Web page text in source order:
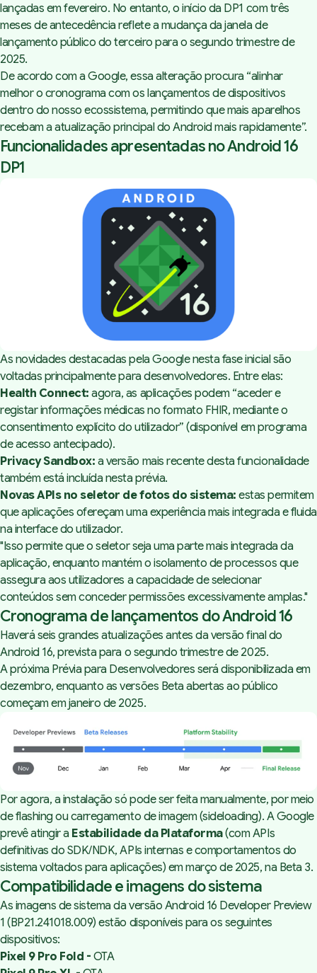
lançadas em fevereiro. No entanto, o início da DP1 com três
meses de antecedência reflete a mudança da janela de
lançamento público do terceiro para o segundo trimestre de
2025.
De acordo com a Google, essa alteração procura “alinhar
melhor o cronograma com os lançamentos de dispositivos
dentro do nosso ecossistema, permitindo que mais aparelhos
recebam a atualização principal do Android mais rapidamente”.
Funcionalidades apresentadas no Android 16
DP1
As novidades destacadas pela Google nesta fase inicial são
voltadas principalmente para desenvolvedores. Entre elas:
Health Connect: agora, as aplicações podem “aceder e
registar informações médicas no formato FHIR, mediante o
consentimento explícito do utilizador” (disponível em programa
de acesso antecipado).
Privacy Sandbox: a versão mais recente desta funcionalidade
também está incluída nesta prévia.
Novas APIs no seletor de fotos do sistema: estas permitem
que aplicações ofereçam uma experiência mais integrada e fluida
na interface do utilizador.
"Isso permite que o seletor seja uma parte mais integrada da
aplicação, enquanto mantém o isolamento de processos que
assegura aos utilizadores a capacidade de selecionar
conteúdos sem conceder permissões excessivamente amplas."
Cronograma de lançamentos do Android 16
Haverá seis grandes atualizações antes da versão final do
Android 16, prevista para o segundo trimestre de 2025.
A próxima Prévia para Desenvolvedores será disponibilizada em
dezembro, enquanto as versões Beta abertas ao público
começam em janeiro de 2025.
Por agora, a instalação só pode ser feita manualmente, por meio
deflashingou carregamento de imagem (sideloading). A Google
prevê atingir a Estabilidade da Plataforma(com APIs
definitivas do SDK/NDK, APIs internas e comportamentos do
sistema voltados para aplicações) em março de 2025, na Beta 3.
Compatibilidade e imagens do sistema
As imagens de sistema da versão Android 16 Developer Preview
1 (BP21.241018.009) estão disponíveis para os seguintes
dispositivos:
Pixel 9 Pro Fold - OTA